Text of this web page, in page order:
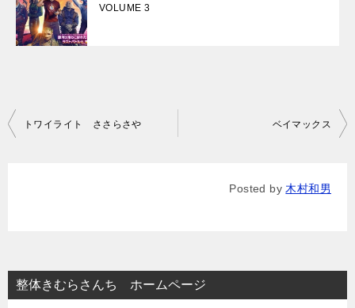
VOLUME 3
投
シ
ョ
トワイライト ささらさや ベイマックス
Posted by 木村和男
整体きむらさんち ホームページ